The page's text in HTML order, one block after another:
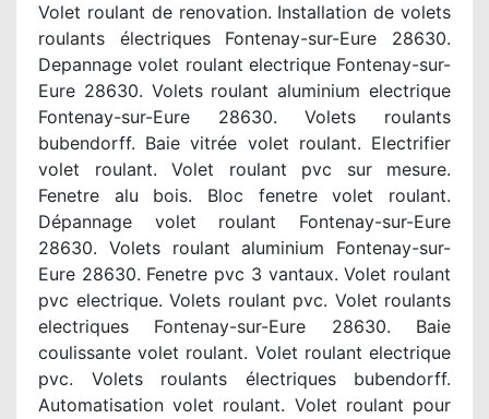
Volet roulant de renovation. Installation de volets
roulants électriques Fontenay-sur-Eure 28630.
Depannage volet roulant electrique Fontenay-sur-
Eure 28630. Volets roulant aluminium electrique
Fontenay-sur-Eure 28630. Volets roulants
bubendorff. Baie vitrée volet roulant. Electrifier
volet roulant. Volet roulant pvc sur mesure.
Fenetre alu bois. Bloc fenetre volet roulant.
Dépannage volet roulant Fontenay-sur-Eure
28630. Volets roulant aluminium Fontenay-sur-
Eure 28630. Fenetre pvc 3 vantaux. Volet roulant
pvc electrique. Volets roulant pvc. Volet roulants
electriques Fontenay-sur-Eure 28630. Baie
coulissante volet roulant. Volet roulant electrique
pvc. Volets roulants électriques bubendorff.
Automatisation volet roulant. Volet roulant pour